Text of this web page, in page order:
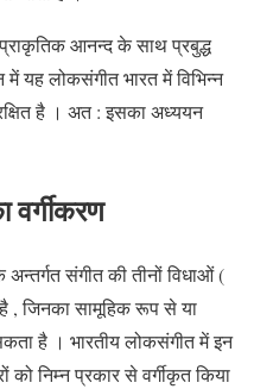
आनन्द के साथ प्रबुद्ध
में यह लोकसंगीत भारत में विभिन्न
है । अत : इसका अध्ययन
संगीत की तीनों विधाओं (
, जिनका सामूहिक रूप से या
है । भारतीय लोकसंगीत में इन
को निम्न प्रकार से वर्गीकृत किया